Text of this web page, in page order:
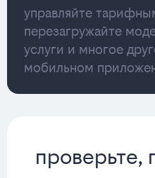
управляйте
перезагружайте
услуги и многое
мобильном
проверьте,